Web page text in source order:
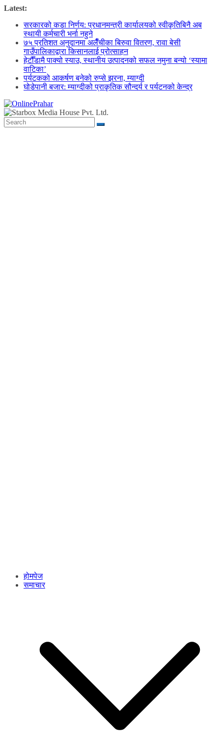
Skip
content
Latest:
सरकारको कडा निर्णय: प्रधानमन्त्री कार्यालयको स्वीकृतिबिनै अब
स्थायी कर्मचारी भर्ना नहुने
७५ प्रतिशत अनुदानमा अलैँचीका बिरुवा वितरण, रावा बेसी
गाउँपालिकाद्वारा किसानलाई प्रोत्साहन
हेटौँडामै पाक्यो स्याउ, स्थानीय उत्पादनको सफल नमुना बन्यो ‘स्यामा
वाटिका’
पर्यटकको आकर्षण बनेको रुप्से झरना, म्याग्दी
घोडेपानी बजार: म्याग्दीको प्राकृतिक सौन्दर्य र पर्यटनको केन्द्र
होमपेज
समाचार